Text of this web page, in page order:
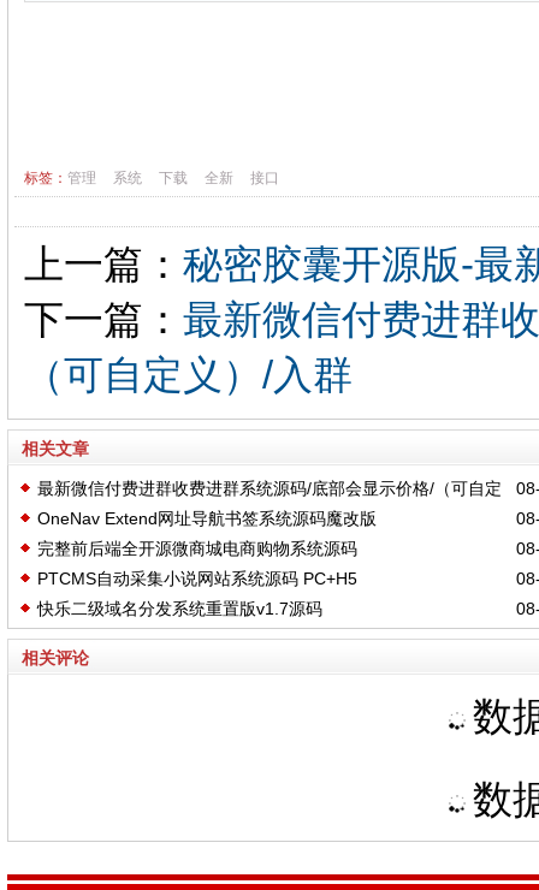
标签： 管理 系统 下载 全新 接口
上一篇： 秘密胶囊开源版-最
下一篇： 最新微信付费进群
（可自定义）/入群
相关文章
最新微信付费进群收费进群系统源码/底部会显示价格/（可自定
义）/入群
OneNav Extend网址导航书签系统源码魔改版
完整前后端全开源微商城电商购物系统源码
PTCMS自动采集小说网站系统源码 PC+H5
快乐二级域名分发系统重置版v1.7源码
相关评论
数
数